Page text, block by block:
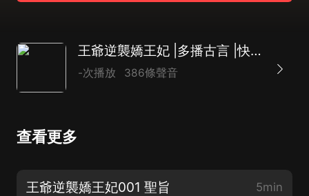
王爺逆襲嬌王妃 |多播古言 |快穿 |江山美人
-次播放 386條聲音
查看更多
王爺逆襲嬌王妃001 聖旨 5min